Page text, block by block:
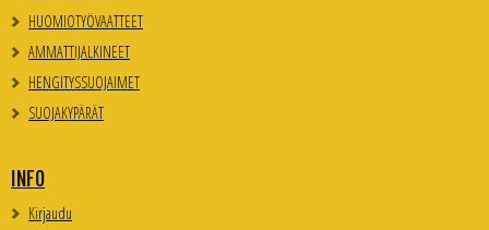
HUOMIOTYÖVAATTEET
AMMATTIJALKINEET
HENGITYSSUOJAIMET
SUOJAKYPÄRÄT
INFO
Kirjaudu